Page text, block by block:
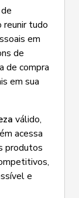
reunir tudo
em
de
de compra
em sua
válido,
acessa
produtos
e